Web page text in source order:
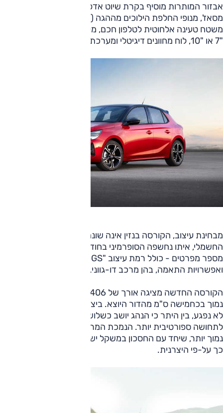
אבזור המותרות מוסיף בקרת שיוט אדפטיבית, מושב נהג עם
מסאז', מנופי החלפת הילוכים מההגה (בגרסה האוטומטית),
משטח טעינה אלחוטית לטלפון חכם, מערכת מולטימדיה עם מסך
"7 או "10, לוח מחוונים דיגיטלי ומערכת עזר לחנייה.
מבחינת עיצוב, הקורסה בנזין אינה שונה דרמטית מהדגם
החשמלי, איתו נחשפה הסופרמיני בחודש שעבר. אופל תציע
ואפשרויות התאמה, בהן מרכב דו-גווני.
נמוך בכחמישה ס"מ מהדור היוצא. ביצרנית מבטיחים כי המרווח
לא נפגע, בין היתר כי הנהג יושב כשלושה ס"מ נמוך יותר,
לתחושה ספורטיבית יותר. הנמכת המרכב גם תרמה למרכז כובד
נמוך יותר, שיחד עם החסכון במשקל ישפר את היכולת הדינמית,
כך על-פי היצרנית.